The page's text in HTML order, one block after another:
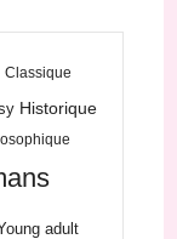
Classique
Historique
adult